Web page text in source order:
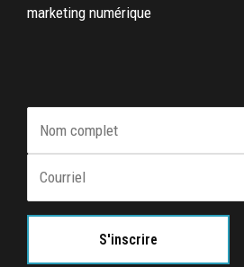
marketing numérique